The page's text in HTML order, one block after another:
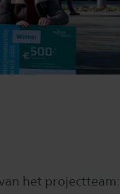
het projectteam: